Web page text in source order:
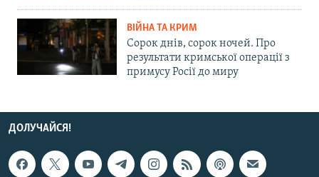
ВІЙНА ТА КРИМ
Сорок днів, сорок ночей. Про
результати кримської операції з
примусу Росії до миру
ДОЛУЧАЙСЯ!